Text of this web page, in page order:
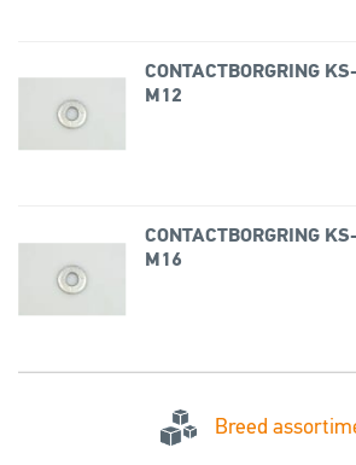
CONTACTBORGRING
M12
CONTACTBORGRING
M16
Breed